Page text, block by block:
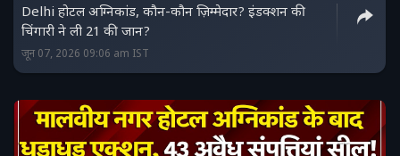
Delhi होटल अग्निकांड, कौन-कौन ज़िम्मेदार? इंडक्शन की
चिंगारी ने ली 21 की जान?
जून 07, 2026 09:06 am IST